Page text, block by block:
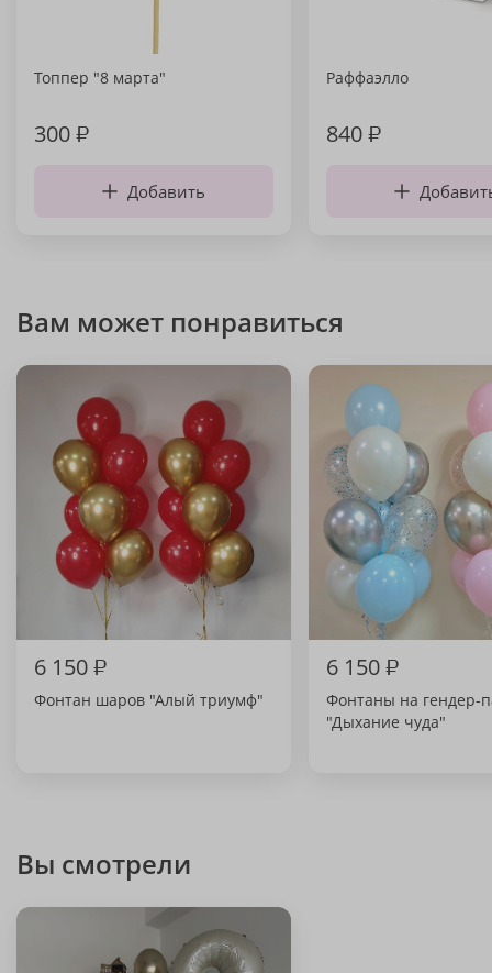
Топпер "8 марта"
300₽
Добавить
Раффаэлло
840₽
Вам может понравиться
6 150₽
Фонтан шаров "Алый триумф"
6 150₽
Фонтаны на гендер-
"Дыхание чуда"
Вы смотрели